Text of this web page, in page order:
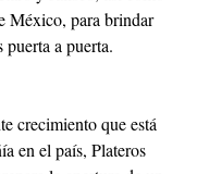
México, para brindar
puerta a puerta.
crecimiento que está
en el país, Plateros